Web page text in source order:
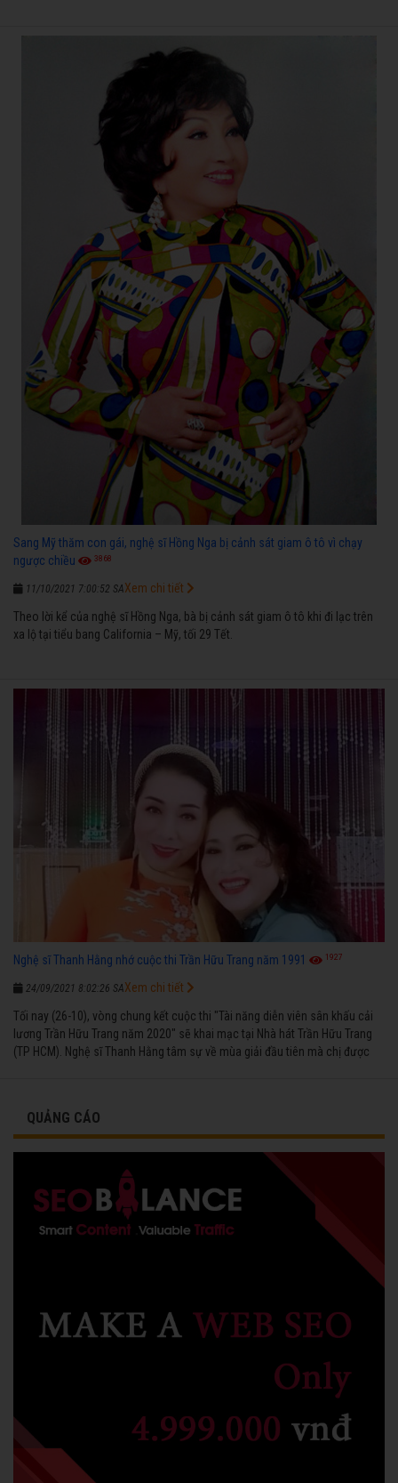
Sang Mỹ thăm con gái, nghệ sĩ Hồng Nga bị cảnh sát giam ô tô vì chạy
ngược chiều
3868
11/10/2021 7:00:52 SA
Theo lời kể của nghệ sĩ Hồng Nga, bà bị cảnh sát giam ô tô khi đi lạc trên
xa lộ tại tiểu bang California – Mỹ, tối 29 Tết.
Xem chi tiết
Nghệ sĩ Thanh Hằng nhớ cuộc thi Trần Hữu Trang năm 1991 1927
24/09/2021 8:02:26 SA
Tối nay (26-10), vòng chung kết cuộc thi "Tài năng diễn viên sân khấu cải
lương Trần Hữu Trang năm 2020" sẽ khai mạc tại Nhà hát Trần Hữu Trang
(TP HCM). Nghệ sĩ Thanh Hằng tâm sự về mùa giải đầu tiên mà chị được
Xem chi tiết
QUẢNG CÁO